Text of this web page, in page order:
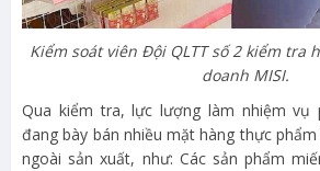
Kiểm soát viên Đội QLTT số 2 kiểm tra
doanh MISI.
Qua kiểm tra, lực lượng làm nhiệm vụ
đang bày bán nhiều mặt hàng thực
ngoài sản xuất, như: Các sản phẩm